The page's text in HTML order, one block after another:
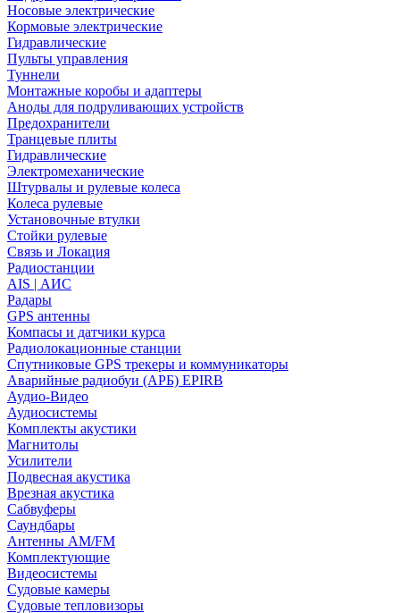
Носовые электрические
Кормовые электрические
Гидравлические
Пульты управления
Туннели
Монтажные коробы и адаптеры
Аноды для подруливающих устройств
Предохранители
Транцевые плиты
Гидравлические
Электромеханические
Штурвалы и рулевые колеса
Колеса рулевые
Установочные втулки
Стойки рулевые
Связь и Локация
Радиостанции
AIS | АИС
Радары
GPS антенны
Компасы и датчики курса
Радиолокационные станции
Спутниковые GPS трекеры и коммуникаторы
Аварийные радиобуи (АРБ) EPIRB
Аудио-Видео
Аудиосистемы
Комплекты акустики
Магнитолы
Усилители
Подвесная акустика
Врезная акустика
Сабвуферы
Саундбары
Антенны AM/FM
Комплектующие
Видеосистемы
Судовые камеры
Cудовые тепловизоры